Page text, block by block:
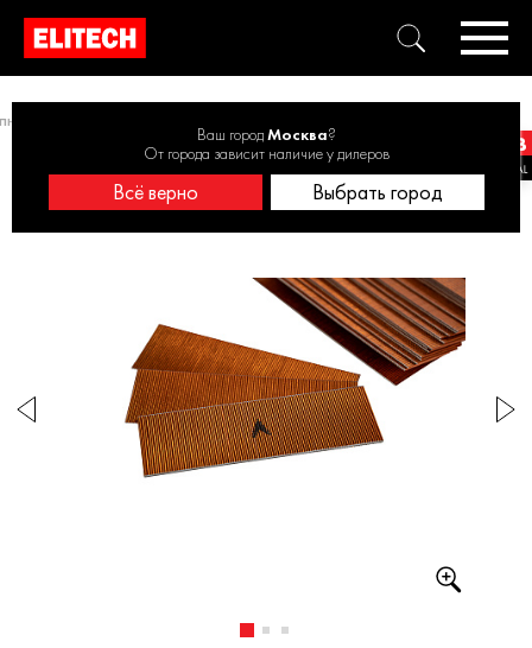
Ваш городМосква?
От города зависит наличие у дилеров
Всё верно Выбрать город